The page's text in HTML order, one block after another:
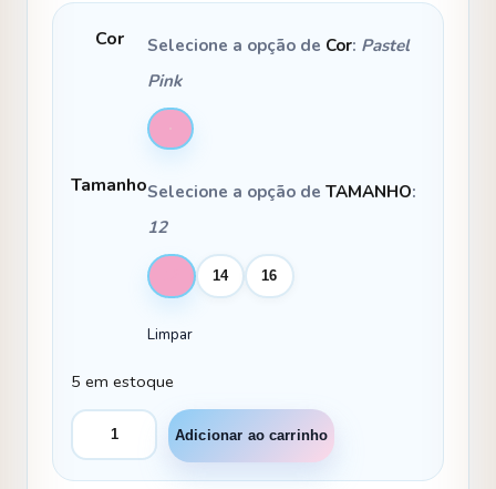
Cor Selecione a opção de Cor: Pastel
Pink
TamanhoSelecione a opção de TAMANHO:
12
14 16
Limpar
5 em estoque
Vestido
Bella
Adicionar ao carrinho